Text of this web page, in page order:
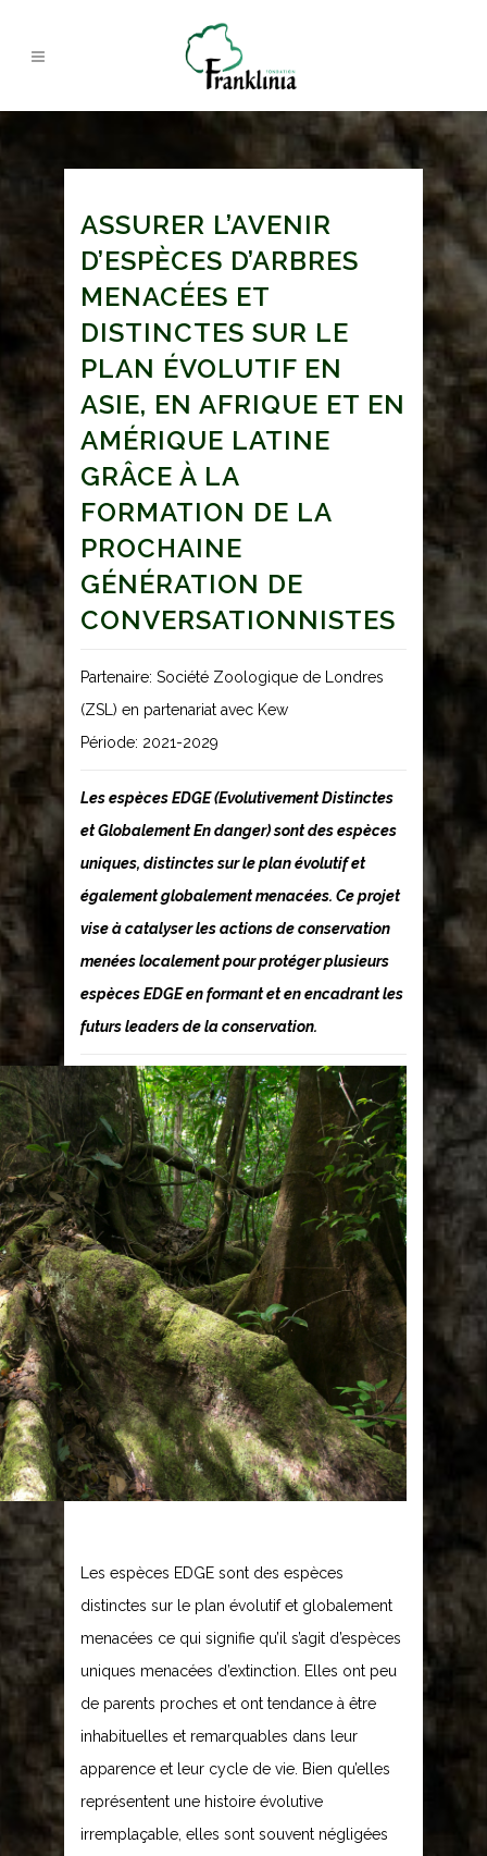
ASSURER L’AVENIR
D’ESPÈCES D’ARBRES
MENACÉES ET
DISTINCTES SUR LE
PLAN ÉVOLUTIF EN
ASIE, EN AFRIQUE ET EN
AMÉRIQUE LATINE
GRÂCE À LA
FORMATION DE LA
PROCHAINE
GÉNÉRATION DE
CONVERSATIONNISTES
Partenaire: Société Zoologique de Londres
(ZSL) en partenariat avec Kew
Période: 2021-2029
Les espèces EDGE (Evolutivement Distinctes
et Globalement En danger) sont des espèces
uniques, distinctes sur le plan évolutif et
également globalement menacées. Ce projet
vise à catalyser les actions de conservation
menées localement pour protéger plusieurs
espèces EDGE en formant et en encadrant les
futurs leaders de la conservation.
Les espèces EDGE sont des espèces
distinctes sur le plan évolutif et globalement
menacées ce qui signifie qu’il s’agit d’espèces
uniques menacées d’extinction. Elles ont peu
de parents proches et ont tendance à être
inhabituelles et remarquables dans leur
apparence et leur cycle de vie. Bien qu’elles
représentent une histoire évolutive
irremplaçable, elles sont souvent négligées